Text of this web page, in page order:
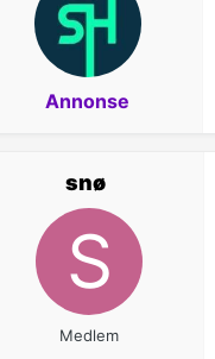
Annonse
snø
Medlem